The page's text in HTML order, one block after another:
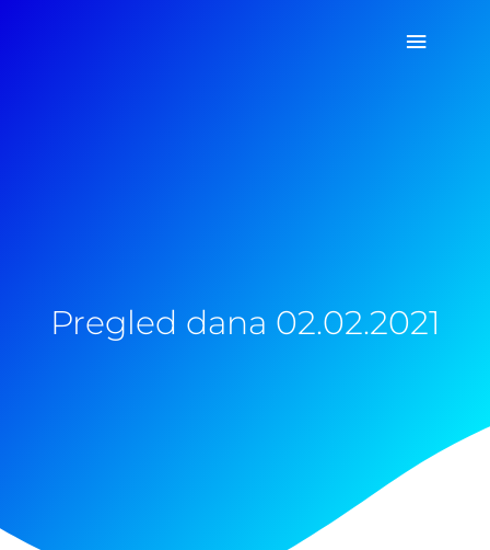
Glavni
Pregled dana 02.02.2021